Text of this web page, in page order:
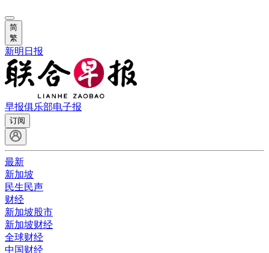
简
繁
新明日报
早报俱乐部电子报
订阅
最新
新加坡
民生民声
财经
新加坡股市
新加坡财经
全球财经
中国财经